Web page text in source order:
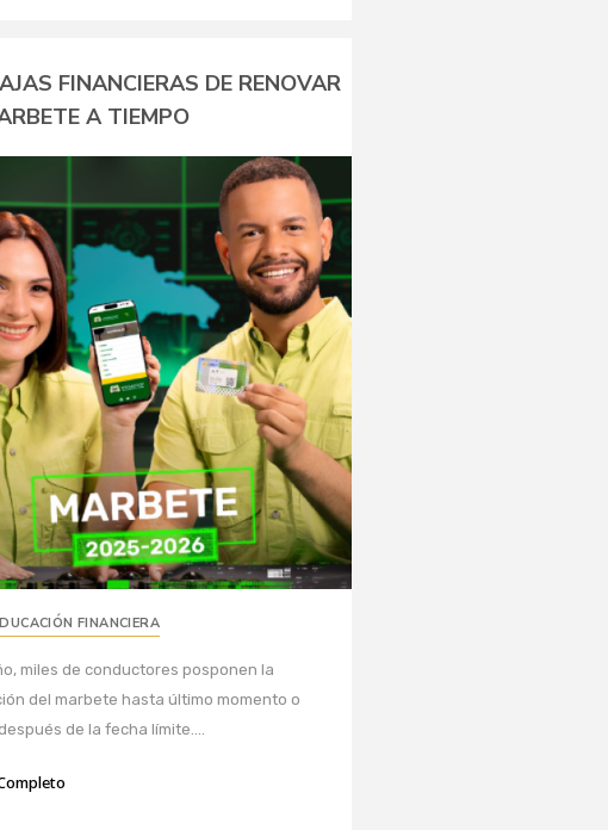
FINANCIERAS DE RENOVAR
A TIEMPO
FINANCIERA
miles de conductores posponen la
del marbete hasta último momento o
de la fecha límite....